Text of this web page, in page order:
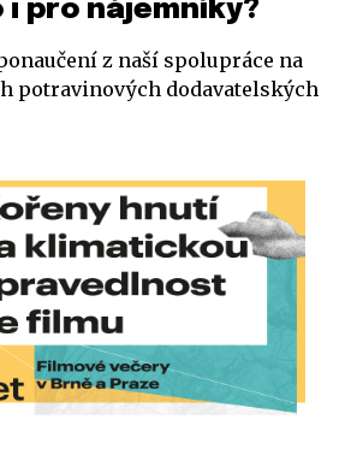
i pro nájemníky?
z naší spolupráce na
potravinových dodavatelských